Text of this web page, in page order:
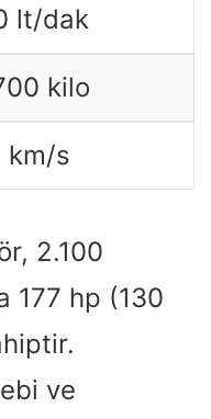
lt/dak
kilo
km/s
2.100
177 hp (130
ve